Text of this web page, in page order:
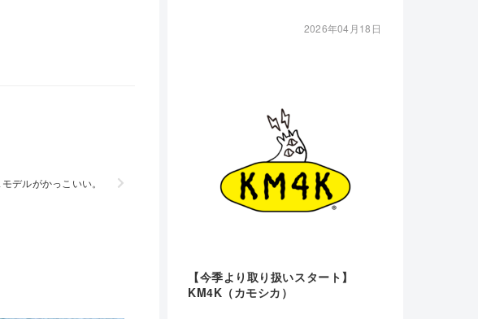
デルがかっこいい。
2026年04月18日
【今季より取り扱いスタート】
KM4K（カモシカ）